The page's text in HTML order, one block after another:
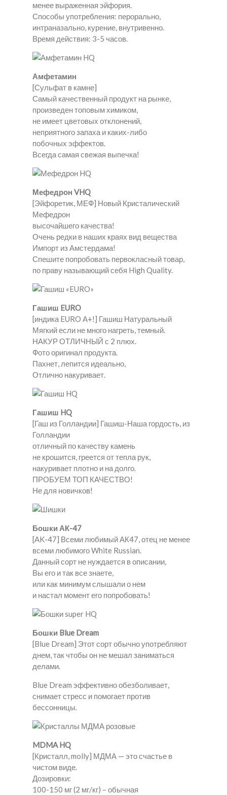
менее выраженная эйфория.
Способы употребления: перорально,
интраназально, курение, внутривенно.
Время действия: 3-5 часов.
Амфетамин
[Сульфат в камне]
Самый качественный продукт на рынке,
произведен топовым химиком,
не имеет цветовых отклонений,
неприятного запаха и каких-либо
побочных эффектов.
Всегда самая свежая выпечка!
Мефедрон VHQ
[Эйфоретик, МЕФ] Новый Кристалический
Мефедрон
высочайшего качества!
Очень редки в наших краях вид вещества
Импорт из Амстердама!
Спешите попробовать первокласный товар,
по праву называющий себя High Quality.
Гашиш EURO
[индика EURO A+!] Гашиш Натуральный
Мягкий если не много нагреть, темный.
НАКУР ОТЛИЧНЫЙ с 2 плюх.
Фото оригинал продукта.
Пахнет, лепится идеально,
Отлично накуривает.
Гашиш HQ
[Гаш из Голландии] Гашиш-Наша гордость, из
Голландии
отличный по качеству камень
не крошится, греется от тепла рук,
накуривает плотно и на долго.
ПРОБУЕМ ТОП КАЧЕСТВО!
Не для новичков!
Бошки АК-47
[AK-47] Всеми любимый АК47, отец не менее
всеми любимого White Russian.
Данный сорт не нуждается в описании,
Вы его и так все знаете,
или как минимум слышали о нем
и настал момент его попробовать!
Бошки Blue Dream
[Blue Dream] Этот сорт обычно употребляют
днем, так чтобы он не мешал заниматься
делами.
Blue Dream эффективно обезболивает,
снимает стресс и помогает против
бессонницы.
MDMA HQ
[Кристалл, molly] МДМА — это счастье в
чистом виде.
Дозировки:
100-150 мг (2 мг/кг) – обычная